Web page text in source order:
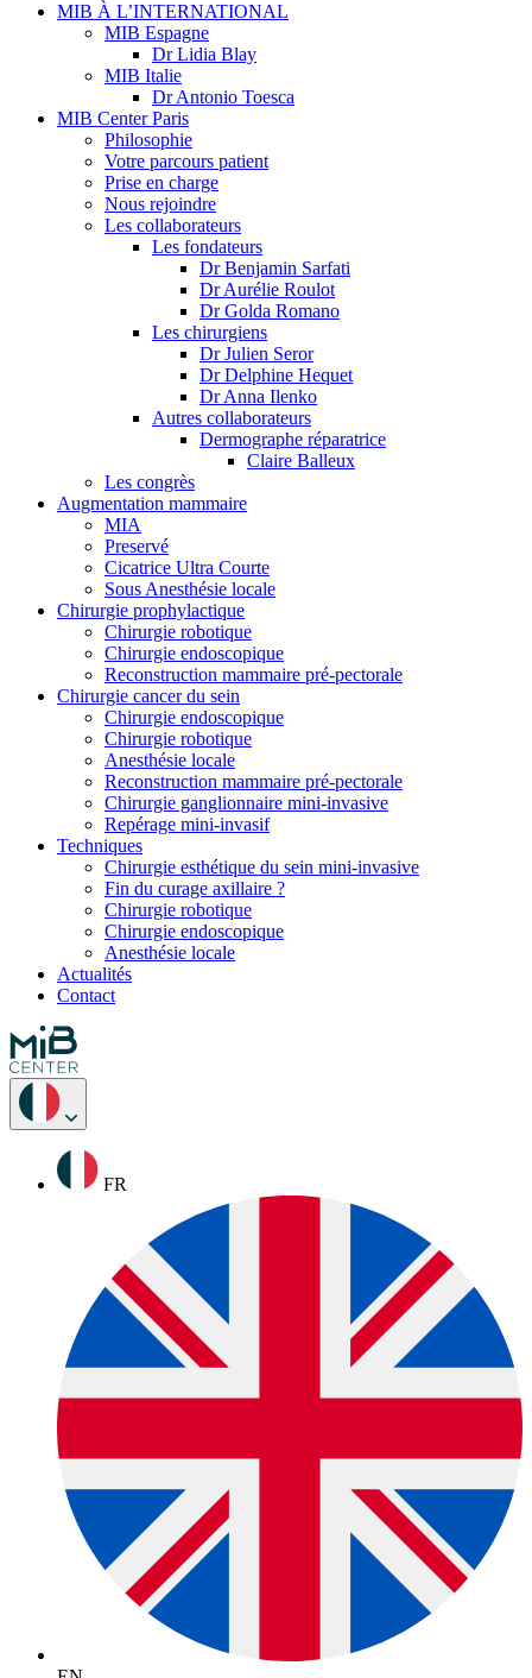
MIB À L’INTERNATIONAL
MIB Espagne
Dr Lidia Blay
MIB Italie
Dr Antonio Toesca
MIB Center Paris
Philosophie
Votre parcours patient
Prise en charge
Nous rejoindre
Les collaborateurs
Les fondateurs
Dr Benjamin Sarfati
Dr Aurélie Roulot
Dr Golda Romano
Les chirurgiens
Dr Julien Seror
Dr Delphine Hequet
Dr Anna Ilenko
Autres collaborateurs
Dermographe réparatrice
Claire Balleux
Les congrès
Augmentation mammaire
MIA
Preservé
Cicatrice Ultra Courte
Sous Anesthésie locale
Chirurgie prophylactique
Chirurgie robotique
Chirurgie endoscopique
Reconstruction mammaire pré-pectorale
Chirurgie cancer du sein
Chirurgie endoscopique
Chirurgie robotique
Anesthésie locale
Reconstruction mammaire pré-pectorale
Chirurgie ganglionnaire mini-invasive
Repérage mini-invasif
Techniques
Chirurgie esthétique du sein mini-invasive
Fin du curage axillaire ?
Chirurgie robotique
Chirurgie endoscopique
Anesthésie locale
Actualités
Contact
FR